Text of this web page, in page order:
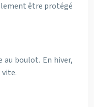
être protégé
au boulot. En hiver,
vite.